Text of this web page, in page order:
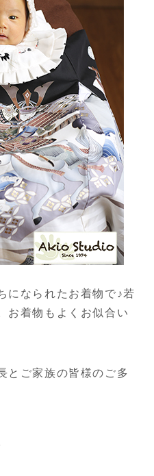
になられたお着物で♪若
お着物もよくお似合い
とご家族の皆様のご多